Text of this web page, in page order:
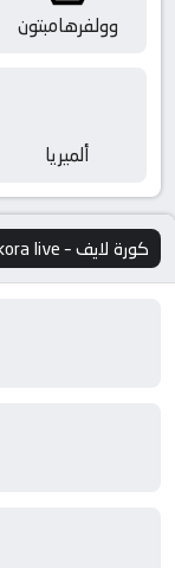
ألميريا
وولفرهامبتون
كورة لايف – kora live – بث مباشر مباريات اليوم – kooralive